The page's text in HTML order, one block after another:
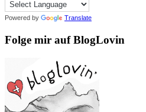
Powered by Translate
Folge mir auf BlogLovin